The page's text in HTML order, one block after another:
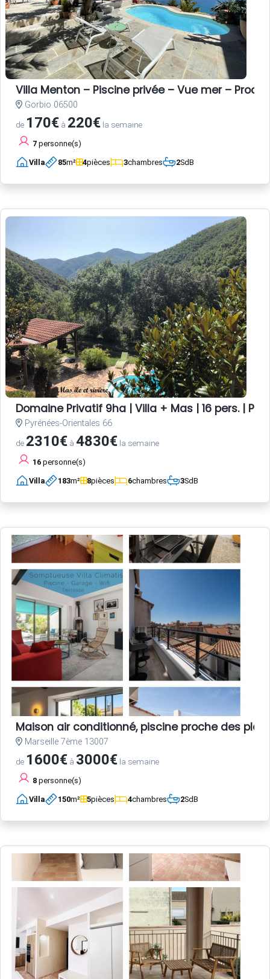
Villa Menton – Piscine privée – Vue mer –
Gorbio 06500
de 170€ à 220€ la semaine
7 personne(s)
Villa 85m² 4pièces 3chambres 2SdB
Domaine Privatif 9ha | Villa + Mas | 16 pers. |
Pyrénées-Orientales 66
de 2310€ à 4830€ la semaine
16 personne(s)
Villa 183m² 8pièces 6chambres 3SdB
Maison air conditionné, piscine proche des
Marseille 7ème 13007
de 1600€ à 3000€ la semaine
8 personne(s)
Villa 150m² 5pièces 4chambres 2SdB